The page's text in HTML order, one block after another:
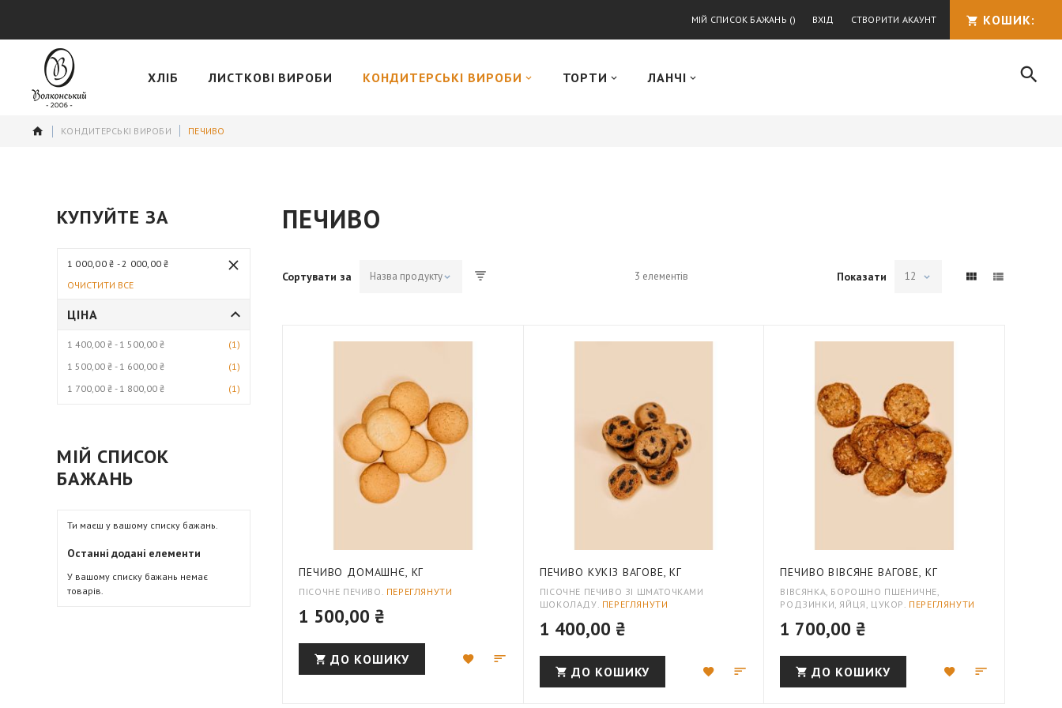
МІЙ СПИСОК БАЖАНЬ ВХІД СТВОРИТИ АКАУНТ КОШИК:
ХЛІБ ЛИСТКОВІ ВИРОБИ КОНДИТЕРСЬКІ ВИРОБИ ТОРТИ ЛАНЧІ
КОНДИТЕРСЬКІ ВИРОБИ ПЕЧИВО
КУПУЙТЕ ЗА
1 000,00 ₴ - 2 000,00 ₴
ОЧИСТИТИ ВСЕ
ЦІНА
1 400,00 ₴ - 1 500,00 ₴ 1ТОВАРИ
1 500,00 ₴ - 1 600,00 ₴ 1ТОВАРИ
1 700,00 ₴ - 1 800,00 ₴ 1ТОВАРИ
МІЙ СПИСОК
БАЖАНЬ
Ти маєш у вашому списку бажань.
Останні додані елементи
У вашому списку бажань немає
товарів.
ПЕЧИВО
Сортувати за 3 елементів Показати
ПЕЧИВО ДОМАШНЄ, КГ
ПІСОЧНЕ ПЕЧИВО. ПЕРЕГЛЯНУТИ
1 500,00 ₴
ДО КОШИКУ
Додати Додати
ПЕЧИВО КУКІЗ ВАГОВЕ, КГ
ПІСОЧНЕ ПЕЧИВО ЗІ ШМАТОЧКАМИ
ШОКОЛАДУ. ПЕРЕГЛЯНУТИ
1 400,00 ₴
ДО КОШИКУ
Додати
ПЕЧИВО ВІВСЯНЕ ВАГОВЕ, КГ
ВІВСЯНКА, БОРОШНО ПШЕНИЧНЕ,
РОДЗИНКИ, ЯЙЦЯ, ЦУКОР. ПЕРЕГЛЯНУТИ
1 700,00 ₴
ДО КОШИКУ
Додати